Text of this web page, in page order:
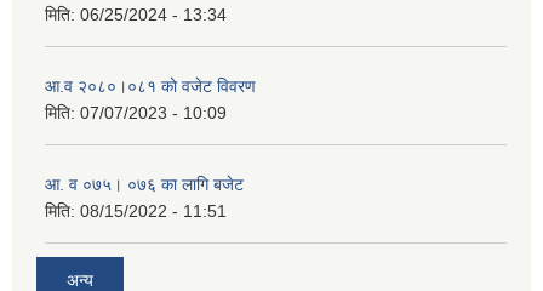
मिति: 06/25/2024 - 13:34
आ.व २०८०।०८१ काे वजेट विवरण
मिति: 07/07/2023 - 10:09
आ. व ०७५। ०७६ का लागि बजेट
मिति: 08/15/2022 - 11:51
अन्य